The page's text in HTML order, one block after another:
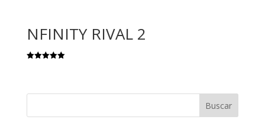
NFINITY RIVAL 2